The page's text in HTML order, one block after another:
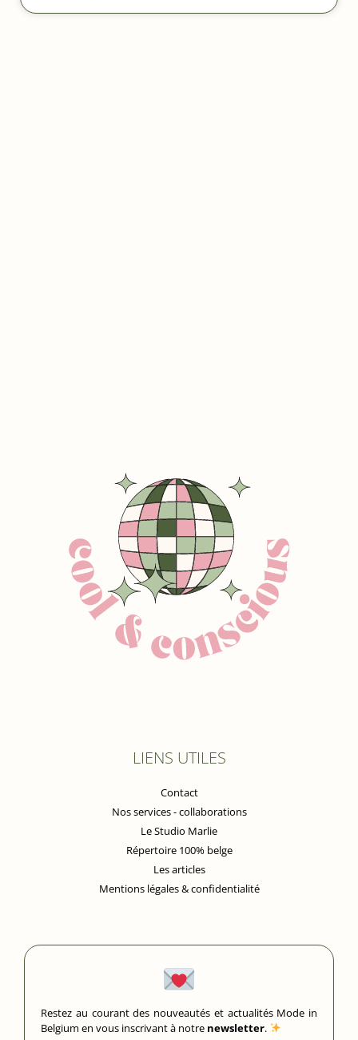
LIENS UTILES
Contact
Nos services - collaborations
Le Studio Marlie
Répertoire 100% belge
Les articles
Mentions légales & confidentialité
Restez au courant des nouveautés et actualités Mode in
Belgium en vous inscrivant à notre newsletter.